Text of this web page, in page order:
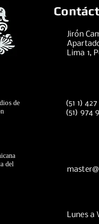
Jirón
Lima 1,
de
(51 1)
(51) 974
del
Lunes a